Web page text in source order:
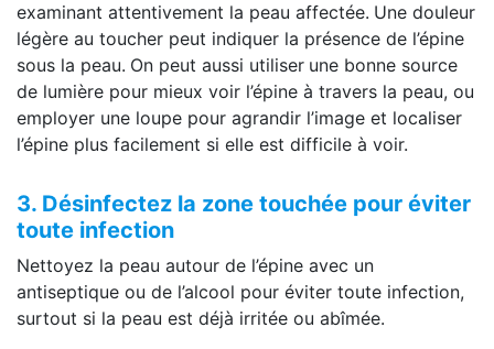
examinant attentivement la peau affectée. Une douleur
légère au toucher peut indiquer la présence de l’épine
sous la peau. On peut aussi utiliser une bonne source
de lumière pour mieux voir l’épine à travers la peau, ou
employer une loupe pour agrandir l’image et localiser
l’épine plus facilement si elle est difficile à voir.
3. Désinfectez la zone touchée pour éviter
toute infection
Nettoyez la peau autour de l’épine avec un
antiseptique ou de l’alcool pour éviter toute infection,
surtout si la peau est déjà irritée ou abîmée.